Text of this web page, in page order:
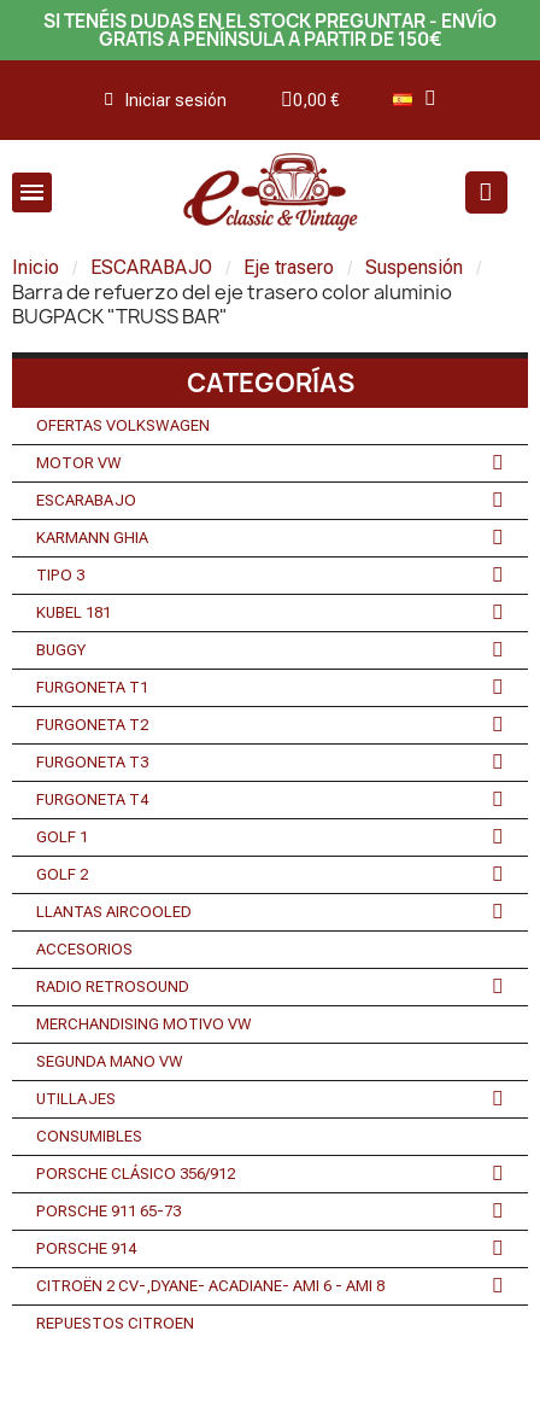
SI TENÉIS DUDAS EN EL STOCK PREGUNTAR - ENVÍO
GRATIS A PENÍNSULA A PARTIR DE 150€
Iniciar sesión 0,00 €
Inicio ESCARABAJO Eje trasero Suspensión
Barra de refuerzo del eje trasero color aluminio
BUGPACK "TRUSS BAR"
CATEGORÍAS
OFERTAS VOLKSWAGEN
MOTOR VW
ESCARABAJO
KARMANN GHIA
TIPO 3
KUBEL 181
BUGGY
FURGONETA T1
FURGONETA T2
FURGONETA T3
FURGONETA T4
GOLF 1
GOLF 2
LLANTAS AIRCOOLED
ACCESORIOS
RADIO RETROSOUND
MERCHANDISING MOTIVO VW
SEGUNDA MANO VW
UTILLAJES
CONSUMIBLES
PORSCHE CLÁSICO 356/912
PORSCHE 911 65-73
PORSCHE 914
CITROËN 2 CV-,DYANE- ACADIANE- AMI 6 - AMI 8
REPUESTOS CITROEN